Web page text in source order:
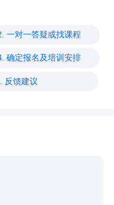
一对一答疑或找课程
确定报名及培训安排
反馈建议